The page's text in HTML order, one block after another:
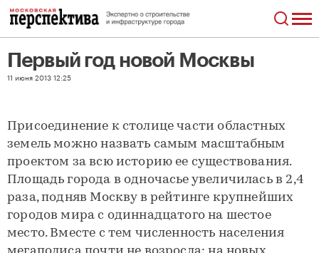
Первый год новой Москвы
11 июня 2013 12:25
Первый год новой Москвы
Присоединение к столице части областных
земель можно назвать самым масштабным
проектом за всю историю ее существования.
Площадь города в одночасье увеличилась в 2,4
раза, подняв Москву в рейтинге крупнейших
городов мира с одиннадцатого на шестое
место. Вместе с тем численность населения